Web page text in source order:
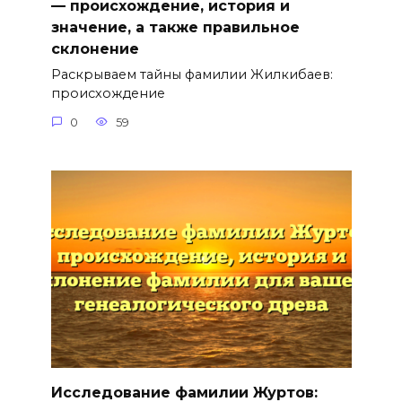
— происхождение, история и
значение, а также правильное
склонение
Раскрываем тайны фамилии Жилкибаев:
происхождение
0 59
Исследование фамилии Журтов: